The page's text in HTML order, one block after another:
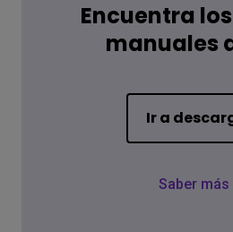
Encuentra
manuales
Ir a
Saber más